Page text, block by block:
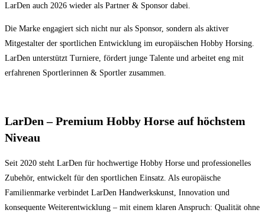
LarDen auch 2026 wieder als Partner & Sponsor dabei.
Die Marke engagiert sich nicht nur als Sponsor, sondern als aktiver
Mitgestalter der sportlichen Entwicklung im europäischen Hobby Horsing.
LarDen unterstützt Turniere, fördert junge Talente und arbeitet eng mit
erfahrenen Sportlerinnen & Sportler zusammen.
LarDen – Premium Hobby Horse auf höchstem
Niveau
Seit 2020 steht LarDen für hochwertige Hobby Horse und professionelles
Zubehör, entwickelt für den sportlichen Einsatz. Als europäische
Familienmarke verbindet LarDen Handwerkskunst, Innovation und
konsequente Weiterentwicklung – mit einem klaren Anspruch: Qualität ohne